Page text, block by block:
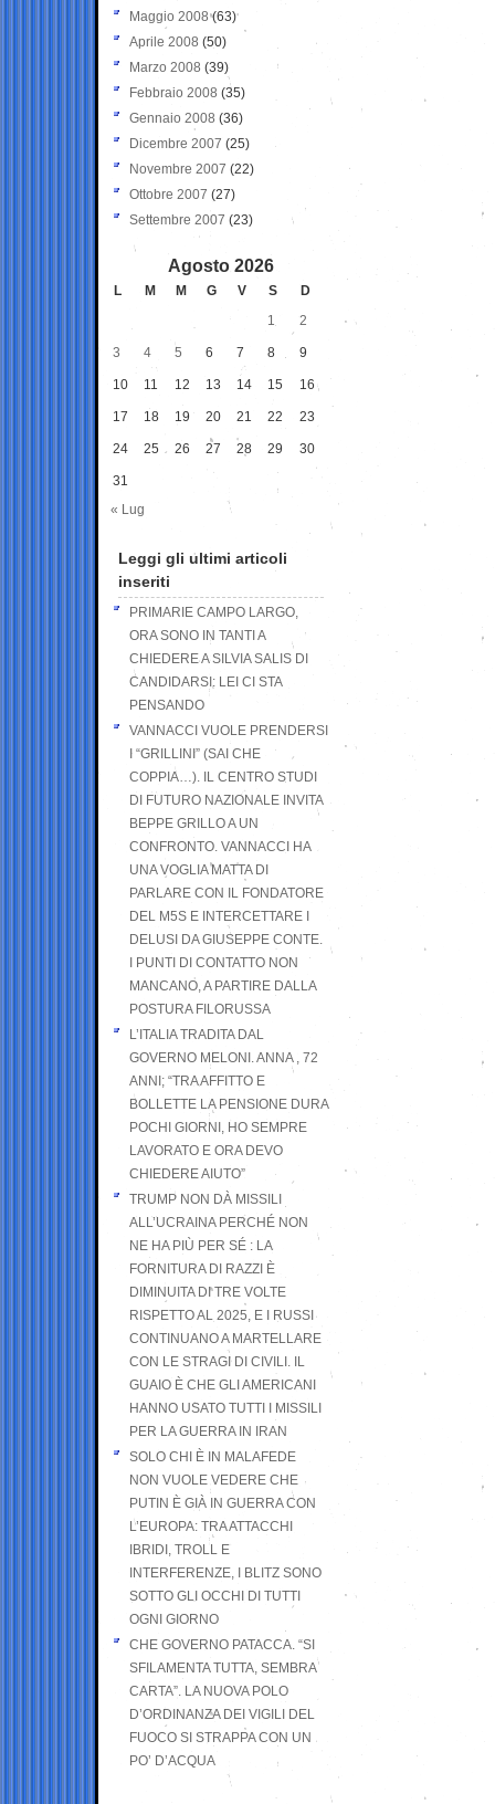
Maggio 2008(63)
Aprile 2008 (50)
Marzo 2008 (39)
Febbraio 2008 (35)
Gennaio 2008 (36)
Dicembre 2007 (25)
Novembre 2007 (22)
Ottobre 2007 (27)
Settembre 2007 (23)
Agosto 2026
L M M G V S
D
1
2
3 4 5 6 7 8 9
10 11 12 13 14 15 16
17 18 19 20 21 22 23
24 25 26 27 28 29 30
31
« Lug
Leggi gli ultimi articoli
inseriti
PRIMARIE CAMPO LARGO,
ORA SONO IN TANTI A
CHIEDERE A SILVIA SALIS DI
CANDIDARSI: LEI CI STA
PENSANDO
VANNACCI VUOLE PRENDERSI
I “GRILLINI” (SAI CHE
COPPIA…). IL CENTRO STUDI
DI FUTURO NAZIONALE INVITA
BEPPE GRILLO A UN
CONFRONTO. VANNACCI HA
UNA VOGLIA MATTA DI
PARLARE CON IL FONDATORE
DEL M5S E INTERCETTARE I
DELUSI DA GIUSEPPE CONTE.
I PUNTI DI CONTATTO NON
MANCANO, A PARTIRE DALLA
POSTURA FILORUSSA
L’ITALIA TRADITA DAL
GOVERNO MELONI. ANNA , 72
ANNI; “TRA AFFITTO E
BOLLETTE LA PENSIONE DURA
POCHI GIORNI, HO SEMPRE
LAVORATO E ORA DEVO
CHIEDERE AIUTO”
TRUMP NON DÀ MISSILI
ALL’UCRAINA PERCHÉ NON
NE HA PIÙ PER SÉ : LA
FORNITURA DI RAZZI È
DIMINUITA DI TRE VOLTE
RISPETTO AL 2025, E I RUSSI
CONTINUANO A MARTELLARE
CON LE STRAGI DI CIVILI. IL
GUAIO È CHE GLI AMERICANI
HANNO USATO TUTTI I MISSILI
PER LA GUERRA IN IRAN
SOLO CHI È IN MALAFEDE
NON VUOLE VEDERE CHE
PUTIN È GIÀ IN GUERRA CON
L’EUROPA: TRA ATTACCHI
IBRIDI, TROLL E
INTERFERENZE, I BLITZ SONO
SOTTO GLI OCCHI DI TUTTI
OGNI GIORNO
CHE GOVERNO PATACCA. “SI
SFILAMENTA TUTTA, SEMBRA
CARTA”. LA NUOVA POLO
D’ORDINANZA DEI VIGILI DEL
FUOCO SI STRAPPA CON UN
PO’ D’ACQUA